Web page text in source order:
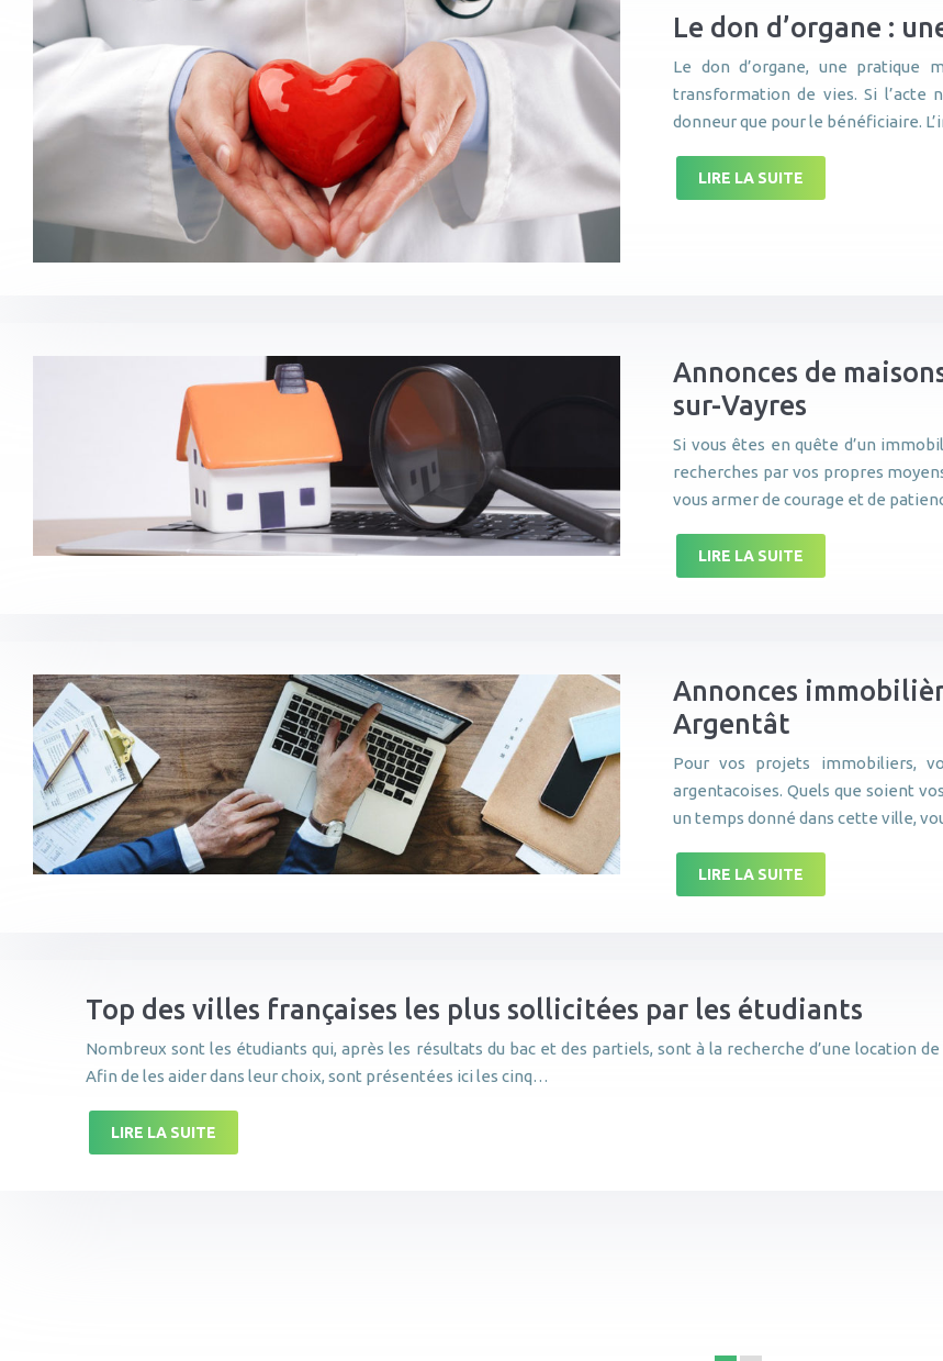
Le don d’organe :
Le don d’organe, une pratique
transformation de vies. Si l’acte
donneur que pour le bénéficiaire.
LIRE LA SUITE
Annonces de
sur-Vayres
Si vous êtes en quête d’un
recherches par vos propres
vous armer de courage et de
LIRE LA SUITE
Annonces
Argentât
Pour vos projets immobiliers,
argentacoises. Quels que soient
un temps donné dans cette ville,
LIRE LA SUITE
Top des villes françaises les plus sollicitées par les étudiants
Nombreux sont les étudiants qui, après les résultats du bac et des partiels, sont à la recherche d’une location
Afin de les aider dans leur choix, sont présentées ici les cinq…
LIRE LA SUITE